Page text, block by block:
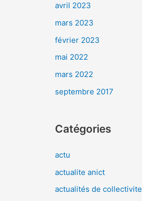
avril 2023
mars 2023
février 2023
mai 2022
mars 2022
septembre 2017
Catégories
actu
actualite anict
actualités de collectivite